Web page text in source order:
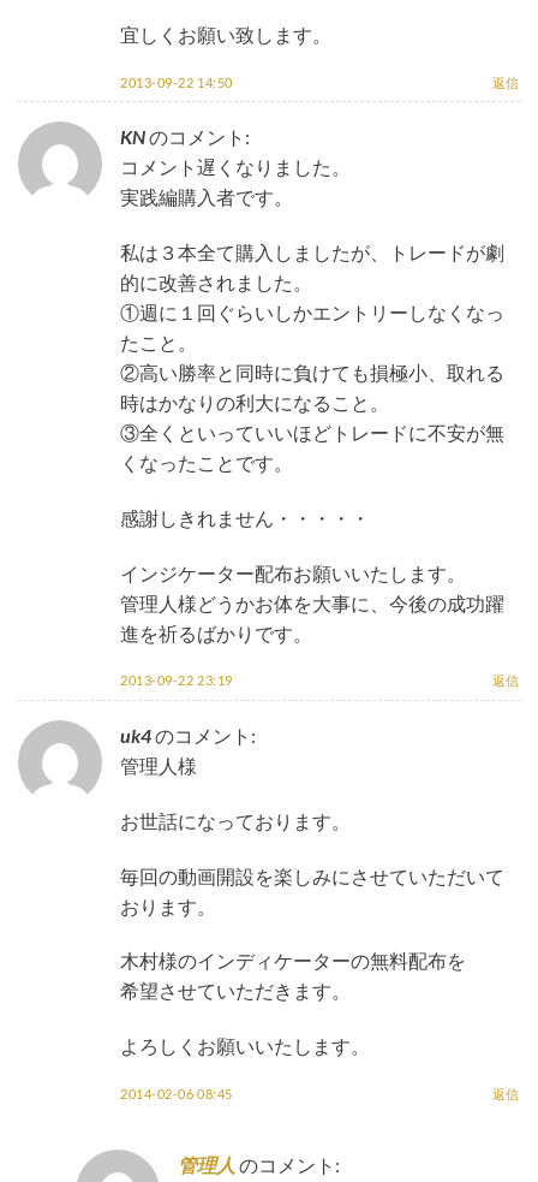
宜しくお願い致します。
2013-09-22 14:50 返信
KNのコメント:
コメント遅くなりました。
実践編購入者です。
私は３本全て購入しましたが、トレードが劇
的に改善されました。
①週に１回ぐらいしかエントリーしなくなっ
たこと。
②高い勝率と同時に負けても損極小、取れる
時はかなりの利大になること。
③全くといっていいほどトレードに不安が無
くなったことです。
感謝しきれません・・・・・
インジケーター配布お願いいたします。
管理人様どうかお体を大事に、今後の成功躍
進を祈るばかりです。
2013-09-22 23:19 返信
uk4のコメント:
管理人様
お世話になっております。
毎回の動画開設を楽しみにさせていただいて
おります。
木村様のインディケーターの無料配布を
希望させていただきます。
よろしくお願いいたします。
2014-02-06 08:45 返信
管理人 のコメント: